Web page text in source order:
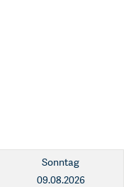
Sonntag
09.08.2026